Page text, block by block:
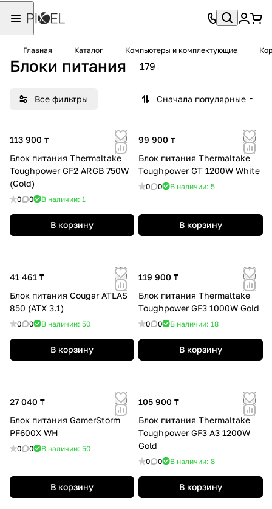
Главная Каталог Компьютеры и комплектующие
Блоки питания 179
Все фильтры Сначала популярные
113 900 ₸
Блок питания Thermaltake
Toughpower GF2 ARGB 750W
(Gold)
0 0 В наличии: 1
В корзину
99 900 ₸
Блок питания Thermaltake
Toughpower GT 1200W White
0 0 В наличии: 5
В корзину
41 461 ₸
Блок питания Cougar ATLAS
850 (ATX 3.1)
0 0 В наличии: 50
В корзину
119 900 ₸
Блок питания Thermaltake
Toughpower GF3 1000W Gold
0 0 В наличии: 18
В корзину
27 040 ₸
Блок питания GamerStorm
PF600X WH
0 0 В наличии: 50
В корзину
105 900 ₸
Блок питания Thermaltake
Toughpower GF3 A3 1200W
Gold
0 0 В наличии: 8
В корзину